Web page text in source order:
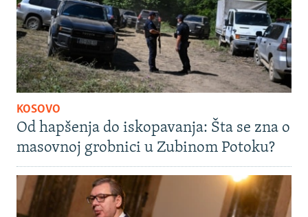
KOSOVO
Od hapšenja do iskopavanja: Šta se zna o
masovnoj grobnici u Zubinom Potoku?